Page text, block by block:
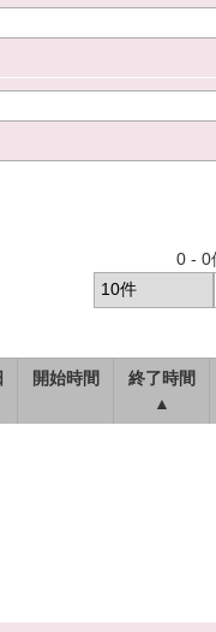
0 - 0
開始時間
終了時間
▲